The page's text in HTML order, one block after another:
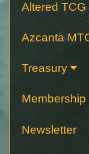
Altered TCG
Azcanta
Treasury
Membership
Newsletter